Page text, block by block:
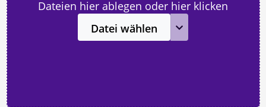
Dateien hier ablegen oder hier klicken
Datei wählen